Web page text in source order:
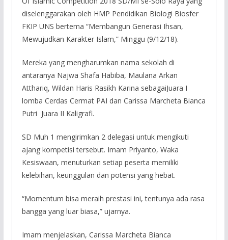
diselenggarakan oleh HMP Pendidikan Biologi Biosfer
FKIP UNS bertema “Membangun Generasi Ihsan,
Mewujudkan Karakter Islam,” Minggu (9/12/18).
Mereka yang mengharumkan nama sekolah di
antaranya Najwa Shafa Habiba, Maulana Arkan
Atthariq, Wildan Haris Rasikh Karina sebagaiJuara I
lomba Cerdas Cermat PAI dan Carissa Marcheta Bianca
Putri Juara II Kaligrafi.
SD Muh 1 mengirimkan 2 delegasi untuk mengikuti
ajang kompetisi tersebut. Imam Priyanto, Waka
Kesiswaan, menuturkan setiap peserta memiliki
kelebihan, keunggulan dan potensi yang hebat.
“Momentum bisa meraih prestasi ini, tentunya ada rasa
bangga yang luar biasa,” ujarnya.
Imam menjelaskan, Carissa Marcheta Bianca